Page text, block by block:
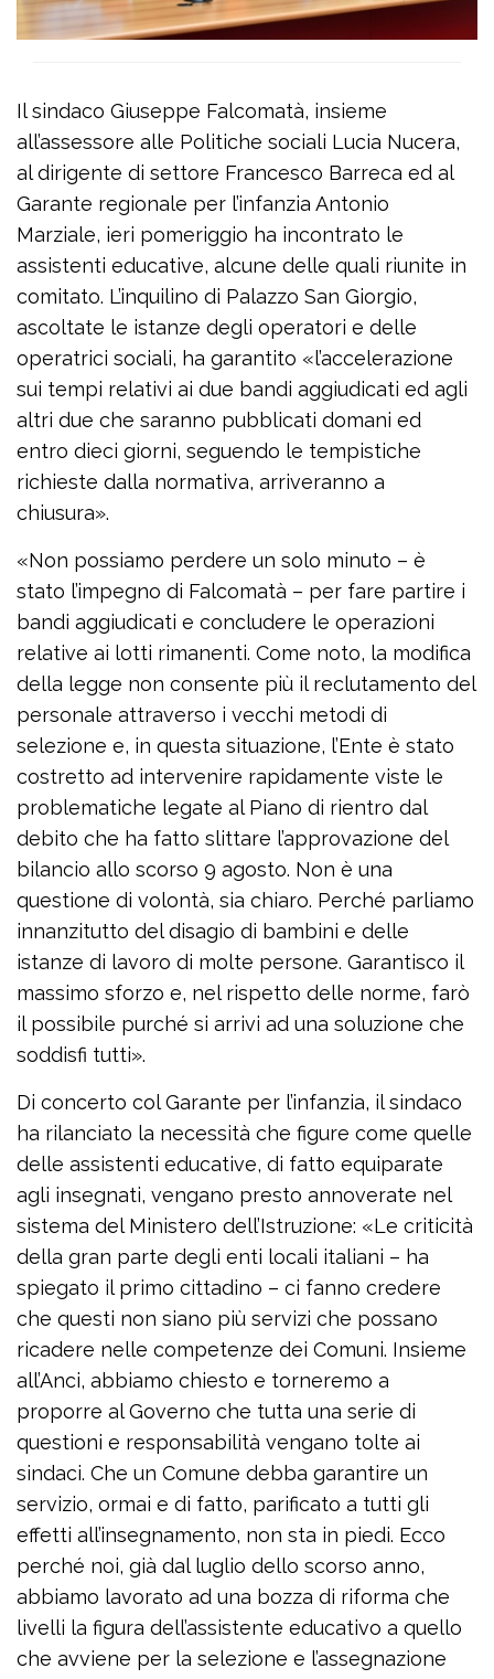
Il sindaco Giuseppe Falcomatà, insieme
all’assessore alle Politiche sociali Lucia Nucera,
al dirigente di settore Francesco Barreca ed al
Garante regionale per l’infanzia Antonio
Marziale, ieri pomeriggio ha incontrato le
assistenti educative, alcune delle quali riunite in
comitato. L’inquilino di Palazzo San Giorgio,
ascoltate le istanze degli operatori e delle
operatrici sociali, ha garantito «l’accelerazione
sui tempi relativi ai due bandi aggiudicati ed agli
altri due che saranno pubblicati domani ed
entro dieci giorni, seguendo le tempistiche
richieste dalla normativa, arriveranno a
chiusura».
«Non possiamo perdere un solo minuto – è
stato l’impegno di Falcomatà – per fare partire i
bandi aggiudicati e concludere le operazioni
relative ai lotti rimanenti. Come noto, la modifica
della legge non consente più il reclutamento del
personale attraverso i vecchi metodi di
selezione e, in questa situazione, l’Ente è stato
costretto ad intervenire rapidamente viste le
problematiche legate al Piano di rientro dal
debito che ha fatto slittare l’approvazione del
bilancio allo scorso 9 agosto. Non è una
questione di volontà, sia chiaro. Perché parliamo
innanzitutto del disagio di bambini e delle
istanze di lavoro di molte persone. Garantisco il
massimo sforzo e, nel rispetto delle norme, farò
il possibile purché si arrivi ad una soluzione che
soddisfi tutti».
Di concerto col Garante per l’infanzia, il sindaco
ha rilanciato la necessità che figure come quelle
delle assistenti educative, di fatto equiparate
agli insegnati, vengano presto annoverate nel
sistema del Ministero dell’Istruzione: «Le criticità
della gran parte degli enti locali italiani – ha
spiegato il primo cittadino – ci fanno credere
che questi non siano più servizi che possano
ricadere nelle competenze dei Comuni. Insieme
all’Anci, abbiamo chiesto e torneremo a
proporre al Governo che tutta una serie di
questioni e responsabilità vengano tolte ai
sindaci. Che un Comune debba garantire un
servizio, ormai e di fatto, parificato a tutti gli
effetti all’insegnamento, non sta in piedi. Ecco
perché noi, già dal luglio dello scorso anno,
abbiamo lavorato ad una bozza di riforma che
livelli la figura dell’assistente educativo a quello
che avviene per la selezione e l’assegnazione